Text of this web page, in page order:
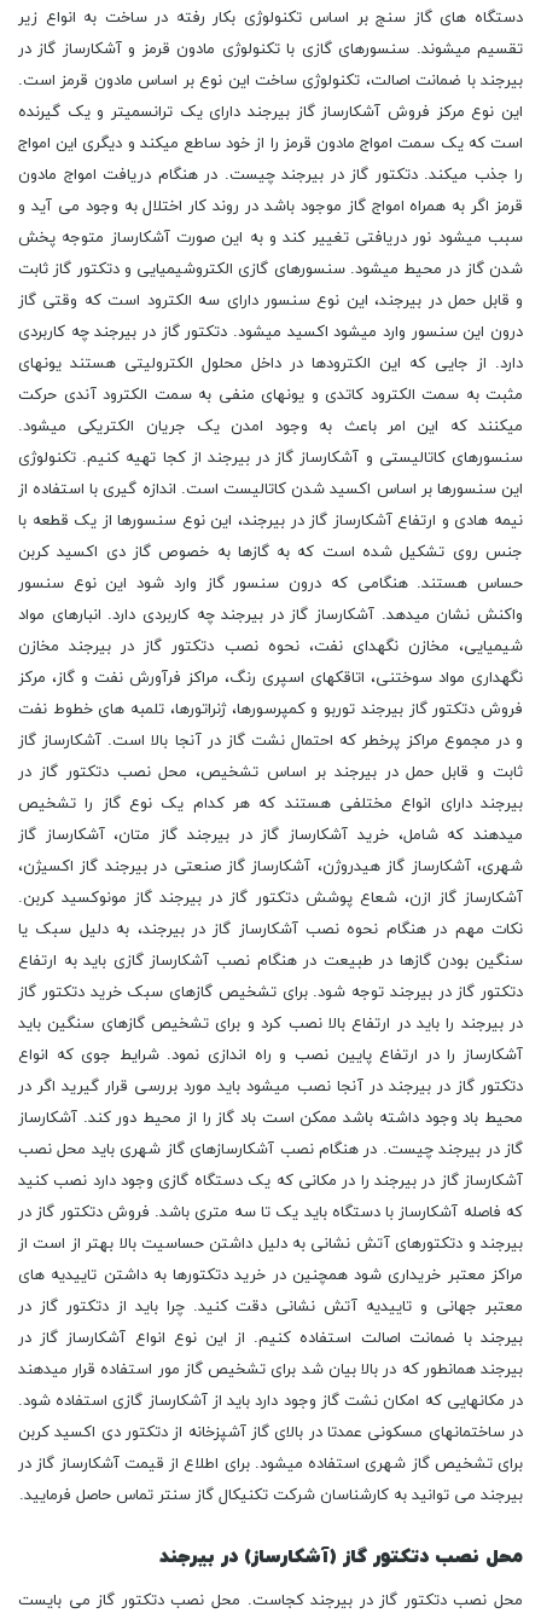
دستگاه های گاز سنج بر اساس تکنولوژی بکار رفته در ساخت به انواع زیر
تقسیم میشوند. سنسورهای گازی با تکنولوژی مادون قرمز و آشکارساز گاز در
بیرجند با ضمانت اصالت، تکنولوژی ساخت این نوع بر اساس مادون قرمز است.
این نوع مرکز فروش آشکارساز گاز بیرجند دارای یک ترانسمیتر و یک گیرنده
است که یک سمت امواج مادون قرمز را از خود ساطع میکند و دیگری این امواج
را جذب میکند. دتکتور گاز در بیرجند چیست. در هنگام دریافت امواج مادون
قرمز اگر به همراه امواج گاز موجود باشد در روند کار اختلال به وجود می آید و
سبب میشود نور دریافتی تغییر کند و به این صورت آشکارساز متوجه پخش
شدن گاز در محیط میشود. سنسورهای گازی الکتروشیمیایی و دتکتور گاز ثابت
و قابل حمل در بیرجند، این نوع سنسور دارای سه الکترود است که وقتی گاز
درون این سنسور وارد میشود اکسید میشود. دتکتور گاز در بیرجند چه کاربردی
دارد. از جایی که این الکترودها در داخل محلول الکترولیتی هستند یونهای
مثبت به سمت الکترود کاتدی و یونهای منفی به سمت الکترود آندی حرکت
میکنند که این امر باعث به وجود امدن یک جریان الکتریکی میشود.
سنسورهای کاتالیستی و آشکارساز گاز در بیرجند از کجا تهیه کنیم. تکنولوژی
این سنسورها بر اساس اکسید شدن کاتالیست است. اندازه گیری با استفاده از
نیمه هادی و ارتفاع آشکارساز گاز در بیرجند، این نوع سنسورها از یک قطعه با
جنس روی تشکیل شده است که به گازها به خصوص گاز دی اکسید کربن
حساس هستند. هنگامی که درون سنسور گاز وارد شود این نوع سنسور
واکنش نشان میدهد. آشکارساز گاز در بیرجند چه کاربردی دارد. انبارهای مواد
شیمیایی، مخازن نگهدای نفت، نحوه نصب دتکتور گاز در بیرجند مخازن
نگهداری مواد سوختنی، اتاقکهای اسپری رنگ، مراکز فرآورش نفت و گاز، مرکز
فروش دتکتور گاز بیرجند توربو و کمپرسورها، ژنراتورها، تلمبه های خطوط نفت
و در مجموع مراکز پرخطر که احتمال نشت گاز در آنجا بالا است. آشکارساز گاز
ثابت و قابل حمل در بیرجند بر اساس تشخیص، محل نصب دتکتور گاز در
بیرجند دارای انواع مختلفی هستند که هر کدام یک نوع گاز را تشخیص
میدهند که شامل، خرید آشکارساز گاز در بیرجند گاز متان، آشکارساز گاز
شهری، آشکارساز گاز هیدروژن، آشکارساز گاز صنعتی در بیرجند گاز اکسیژن،
آشکارساز گاز ازن، شعاع پوشش دتکتور گاز در بیرجند گاز مونوکسید کربن.
نکات مهم در هنگام نحوه نصب آشکارساز گاز در بیرجند، به دلیل سبک یا
سنگین بودن گازها در طبیعت در هنگام نصب آشکارساز گازی باید به ارتفاع
دتکتور گاز در بیرجند توجه شود. برای تشخیص گازهای سبک خرید دتکتور گاز
در بیرجند را باید در ارتفاع بالا نصب کرد و برای تشخیص گازهای سنگین باید
آشکارساز را در ارتفاع پایین نصب و راه اندازی نمود. شرایط جوی که انواع
دتکتور گاز در بیرجند در آنجا نصب میشود باید مورد بررسی قرار گیرید اگر در
محیط باد وجود داشته باشد ممکن است باد گاز را از محیط دور کند. آشکارساز
گاز در بیرجند چیست. در هنگام نصب آشکارسازهای گاز شهری باید محل نصب
آشکارساز گاز در بیرجند را در مکانی که یک دستگاه گازی وجود دارد نصب کنید
که فاصله آشکارساز با دستگاه باید یک تا سه متری باشد. فروش دتکتور گاز در
بیرجند و دتکتورهای آتش نشانی به دلیل داشتن حساسیت بالا بهتر از است از
مراکز معتبر خریداری شود همچنین در خرید دتکتورها به داشتن تاییدیه های
معتبر جهانی و تاییدیه آتش نشانی دقت کنید. چرا باید از دتکتور گاز در
بیرجند با ضمانت اصالت استفاده کنیم. از این نوع انواع آشکارساز گاز در
بیرجند همانطور که در بالا بیان شد برای تشخیص گاز مور استفاده قرار میدهند
در مکانهایی که امکان نشت گاز وجود دارد باید از آشکارساز گازی استفاده شود.
در ساختمانهای مسکونی عمدتا در بالای گاز آشپزخانه از دتکتور دی اکسید کربن
برای تشخیص گاز شهری استفاده میشود. برای اطلاع از قیمت آشکارساز گاز در
بیرجند می توانید به کارشناسان شرکت تکنیکال گاز سنتر تماس حاصل فرمایید.
محل نصب دتکتور گاز (آشکارساز) در بیرجند
محل نصب دتکتور گاز در بیرجند کجاست. محل نصب دتکتور گاز می بایست